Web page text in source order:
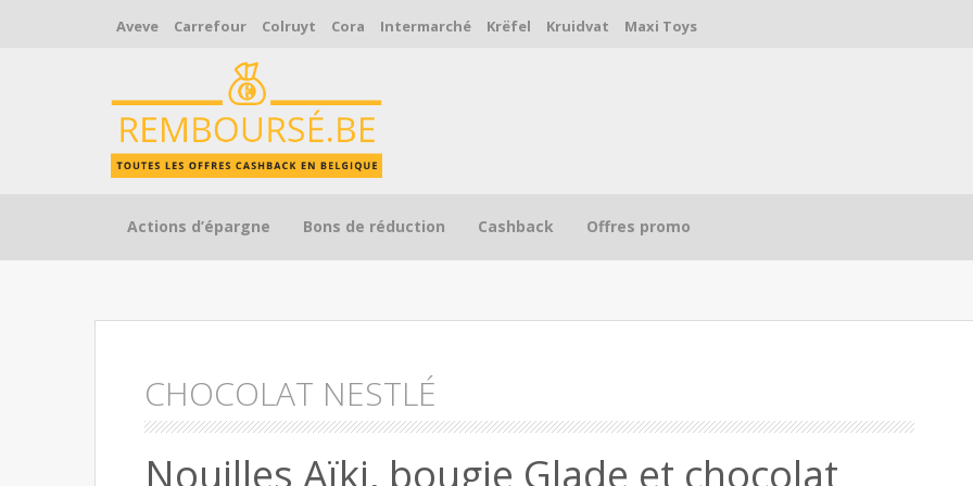
Aveve Carrefour Colruyt Cora Intermarché Krëfel Kruidvat Maxi Toys
Skip to content
Actions d’épargne Bons de réduction Cashback Offres promo
CHOCOLAT NESTLÉ
Nouilles Aïki, bougie Glade et chocolat